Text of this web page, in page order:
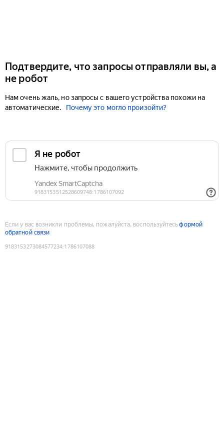
Подтвердите, что запросы отправляли вы, а
не робот
Нам очень жаль, но запросы с вашего устройства похожи на
автоматические.
Почему это могло произойти?
Если у вас возникли проблемы, пожалуйста, воспользуйтесьформой
обратной связи
9183153273084577234:1786107088